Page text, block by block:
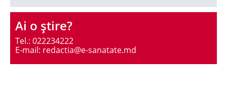
Ai o ştire?
Tel.: 022234222
E-mail: redactia@e-sanatate.md